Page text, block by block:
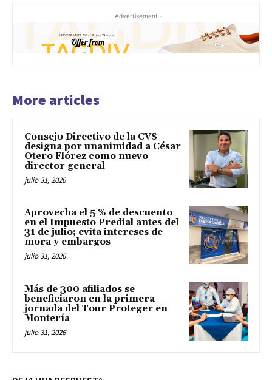
- Advertisement -
More articles
Consejo Directivo de la CVS
designa por unanimidad a César
Otero Flórez como nuevo
director general
julio 31, 2026
Aprovecha el 5 % de descuento
en el Impuesto Predial antes del
31 de julio; evita intereses de
mora y embargos
julio 31, 2026
Más de 300 afiliados se
beneficiaron en la primera
jornada del Tour Proteger en
Montería
julio 31, 2026